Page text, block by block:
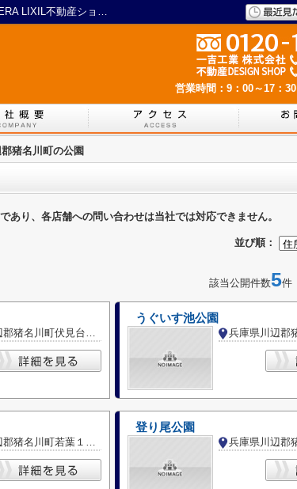
川辺郡猪名川町の公園一覧ページ｜川西の戸建てや土地など不動産のことならERA LIXIL不動産ショップ 一吉
営業時間：9：00～17：30
猪名川町の公園
あり、各店舗への問い合わせは当社では対応できません。
並び順：
該当公開件数5件
兵庫県川辺郡猪名川町伏見台４丁目
うぐいす池公園
兵庫県川辺郡猪名川町若葉１丁目
登り尾公園